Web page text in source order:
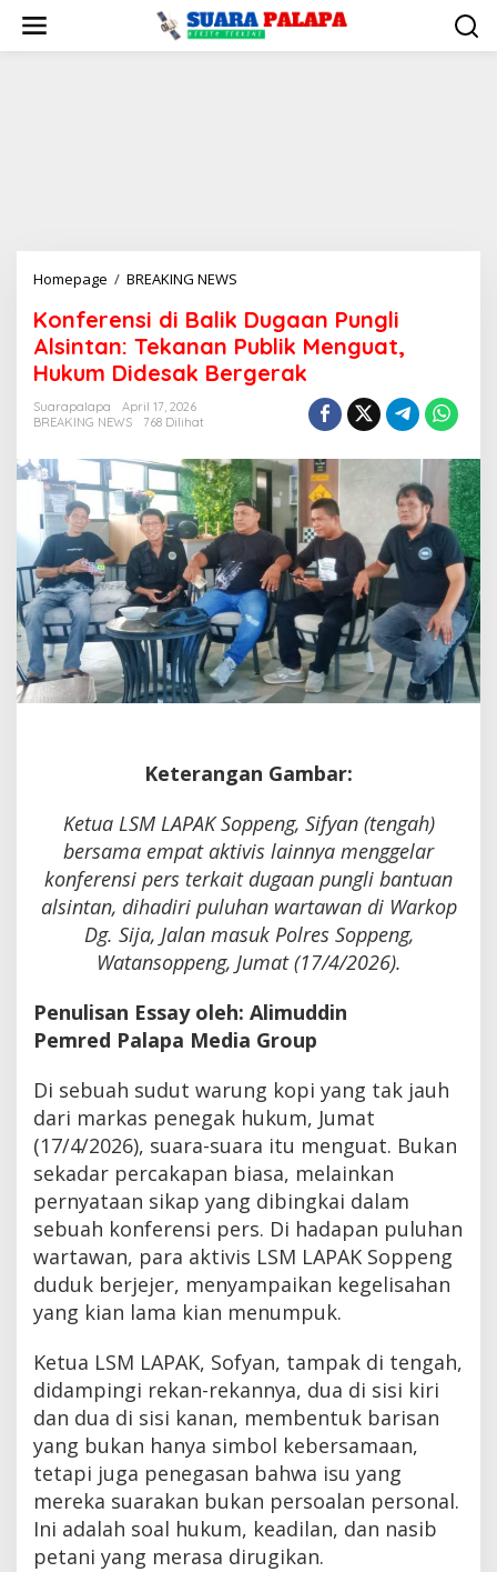
konten
Homepage / BREAKING NEWS
Balik
Dugaan
Pungli
Alsintan:
Menguat,
Hukum
Didesak
Bergerak
Konferensi di Balik Dugaan Pungli
Alsintan: Tekanan Publik Menguat,
Hukum Didesak Bergerak
Suarapalapa
April 17, 2026
BREAKING NEWS
768 Dilihat
Keterangan Gambar:
Ketua LSM LAPAK Soppeng, Sifyan (tengah)
bersama empat aktivis lainnya menggelar
konferensi pers terkait dugaan pungli bantuan
alsintan, dihadiri puluhan wartawan di Warkop
Dg. Sija, Jalan masuk Polres Soppeng,
Watansoppeng, Jumat (17/4/2026).
Penulisan Essay oleh: Alimuddin
Pemred Palapa Media Group
Di sebuah sudut warung kopi yang tak jauh
dari markas penegak hukum, Jumat
(17/4/2026), suara-suara itu menguat. Bukan
sekadar percakapan biasa, melainkan
pernyataan sikap yang dibingkai dalam
sebuah konferensi pers. Di hadapan puluhan
wartawan, para aktivis LSM LAPAK Soppeng
duduk berjejer, menyampaikan kegelisahan
yang kian lama kian menumpuk.
Ketua LSM LAPAK, Sofyan, tampak di tengah,
didampingi rekan-rekannya, dua di sisi kiri
dan dua di sisi kanan, membentuk barisan
yang bukan hanya simbol kebersamaan,
tetapi juga penegasan bahwa isu yang
mereka suarakan bukan persoalan personal.
Ini adalah soal hukum, keadilan, dan nasib
petani yang merasa dirugikan.